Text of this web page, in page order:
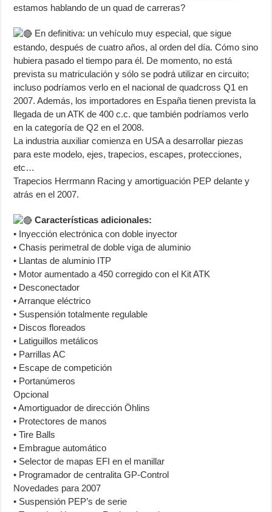
estamos hablando de un quad de carreras?
En definitiva: un vehículo muy especial, que sigue
estando, después de cuatro años, al orden del día. Cómo sino
hubiera pasado el tiempo para él. De momento, no está
prevista su matriculación y sólo se podrá utilizar en circuito;
incluso podríamos verlo en el nacional de quadcross Q1 en
2007. Además, los importadores en España tienen prevista la
llegada de un ATK de 400 c.c. que también podríamos verlo
en la categoría de Q2 en el 2008.
La industria auxiliar comienza en USA a desarrollar piezas
para este modelo, ejes, trapecios, escapes, protecciones,
etc…
Trapecios Herrmann Racing y amortiguación PEP delante y
atrás en el 2007.
Características adicionales:
• Inyección electrónica con doble inyector
• Chasis perimetral de doble viga de aluminio
• Llantas de aluminio ITP
• Motor aumentado a 450 corregido con el Kit ATK
• Desconectador
• Arranque eléctrico
• Suspensión totalmente regulable
• Discos floreados
• Latiguillos metálicos
• Parrillas AC
• Escape de competición
• Portanúmeros
Opcional
• Amortiguador de dirección Öhlins
• Protectores de manos
• Tire Balls
• Embrague automático
• Selector de mapas EFI en el manillar
• Programador de centralita GP-Control
Novedades para 2007
• Suspensión PEP’s de serie